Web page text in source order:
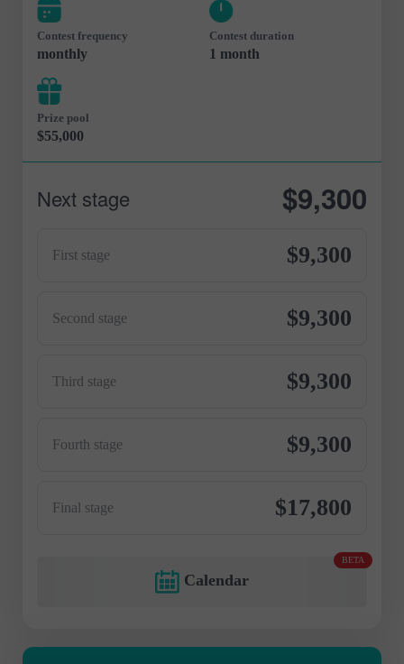
Contest frequency
monthly
Contest duration
1 month
Prize pool
$55,000
$9,300
Next stage
First stage $9,300
Second stage $9,300
Third stage $9,300
Fourth stage $9,300
Final stage $17,800
Calendar
BETA